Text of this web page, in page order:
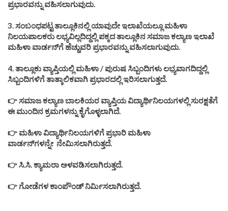
ಪ್ರಭಾರವನ್ನು ವಹಿಸಲಾಗುವುದು.
3. ಸಂಬಂಧಪಟ್ಟ ತಾಲ್ಲೂಕಿನಲ್ಲಿ ಯಾವುದೇ ಇಲಾಖೆಯಲ್ಲೂ ಮಹಿಳಾ
ನಿಲಯಪಾಲಕರು ಲಭ್ಯವಿಲ್ಲದಿದ್ದಲ್ಲಿ ಪಕ್ಕದ ತಾಲ್ಲೂಕಿನ ಸಮಾಜ ಕಲ್ಯಾಣ ಇಲಾಖೆ
ಮಹಿಳಾ ವಾರ್ಡನ್‌ಗೆ ಹೆಚ್ಚುವರಿ ಪ್ರಭಾರವನ್ನು ವಹಿಸಲಾಗುವುದು.
4. ತಾಲ್ಲೂಕು ವ್ಯಾಪ್ತಿಯಲ್ಲಿ ಮಹಿಳಾ / ಪುರುಷ ಸಿಬ್ಬಂದಿಗಳು ಲಭ್ಯವಾಗದಿದ್ದಲ್ಲಿ
ಸಿಬ್ಬಂದಿಗಳಿಗೆ ತಾತ್ಕಾಲಿಕವಾಗಿ ಪ್ರಭಾರದಲ್ಲಿ ಇರಿಸಲಾಗುತ್ತದೆ.
👉 ಸಮಾಜ ಕಲ್ಯಾಣ ಬಾಲಕಿಯರ ವ್ಯಾಪ್ತಿಯ ವಿದ್ಯಾರ್ಥಿನಿಲಯಗಳಲ್ಲಿ ಸುರಕ್ಷತೆಗೆ
ಈ ಮುಂದಿನ ಕ್ರಮಗಳನ್ನು ಕೈಗೊಳ್ಳಲಾಗಿದೆ.
👉 ಮಹಿಳಾ ವಿದ್ಯಾರ್ಥಿನಿಲಯಗಳಿಗೆ ಪ್ರಭಾರಿ ಮಹಿಳಾ
ವಾರ್ಡನ್‌ಗಳನ್ನೇ ನೇಮಿಸಲಾಗಿರುತ್ತದೆ.
👉 ಸಿ.ಸಿ. ಕ್ಯಾಮರಾ ಅಳವಡಿಸಲಾಗಿರುತ್ತದೆ.
👉 ಗೋಡೆಗಳ ಕಾಂಪೌಂಡ್ ನಿರ್ಮಿಸಲಾಗಿರುತ್ತದೆ.